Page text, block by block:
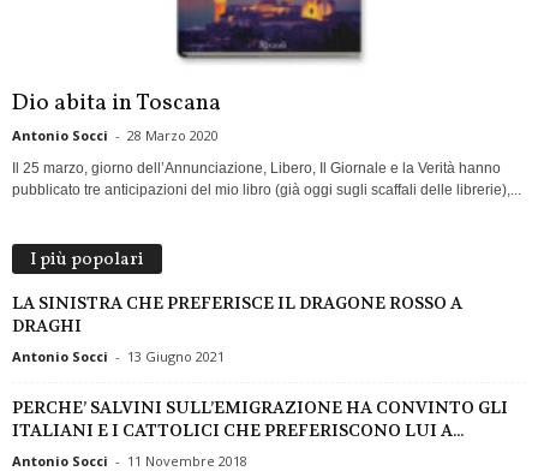
Dio abita in Toscana
Antonio Socci - 28 Marzo 2020
Il 25 marzo, giorno dell’Annunciazione, Libero, Il Giornale e la Verità hanno
pubblicato tre anticipazioni del mio libro (già oggi sugli scaffali delle librerie),...
I più popolari
LA SINISTRA CHE PREFERISCE IL DRAGONE ROSSO A
DRAGHI
Antonio Socci - 13 Giugno 2021
PERCHE’ SALVINI SULL’EMIGRAZIONE HA CONVINTO GLI
ITALIANI E I CATTOLICI CHE PREFERISCONO LUI A...
Antonio Socci - 11 Novembre 2018